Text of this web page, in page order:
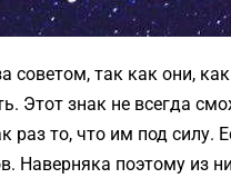
так как они,
Этот знак не всегда
раз то, что им под силу.
Наверняка поэтому из